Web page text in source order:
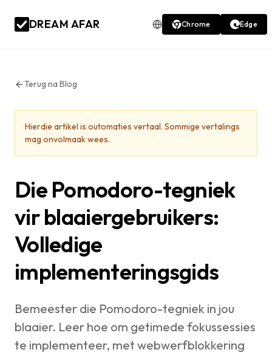
DREAM AFAR Chrome Edge
Terug na Blog
Hierdie artikel is outomaties vertaal. Sommige vertalings
mag onvolmaak wees.
Die Pomodoro-tegniek
vir blaaiergebruikers:
Volledige
implementeringsgids
Bemeester die Pomodoro-tegniek in jou
blaaier. Leer hoe om getimede fokussessies
te implementeer, met webwerfblokkering